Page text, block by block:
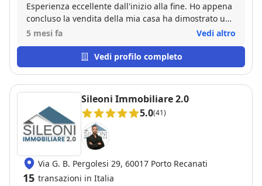
Esperienza eccellente dall'inizio alla fine. Ho appena
concluso la vendita della mia casa ha dimostrato una
professionalità assoluta e la giusta dose di umanità.
aggiornandomi costantemente, trovando
l'acquirente giusto e trattando con efficenza, tutti in
complessa gestione burocratica (documenti
condominiali, relazioni con il notaio, conteggi
bancari). Un'assistenza davvero a 360 gradi fino al
giorno del rogito. Consigliatissimi per chi cerca
serietà, trasparenza e zero stress!
5 mesi fa Vedi altro
Vedi profilo completo
Sileoni Immobiliare 2.0
5.0(41)
Via G. B. Pergolesi 29, 60017 Porto Recanati
15 transazioni in Italia